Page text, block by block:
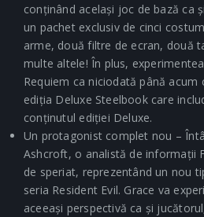
conținând același joc de bază ca
un pachet exclusiv de cinci
arme, două filtre de ecran, două
multe altele! În plus,
Requiem ca niciodată până acum
ediția Deluxe Steelbook care
conținutul ediției Deluxe.
Un protagonist complet nou –
Ashcroft, o analistă de informații
de speriat, reprezentând un nou
seria Resident Evil. Grace va
aceeași perspectivă ca și